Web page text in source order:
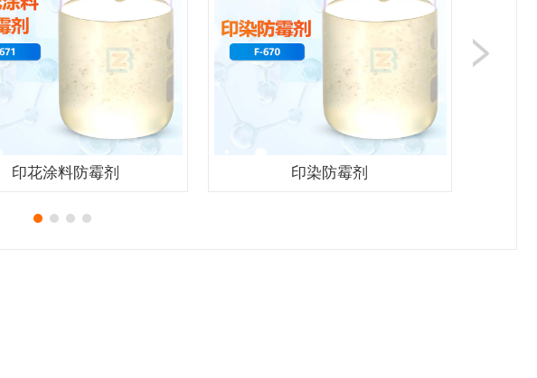
印花涂料防霉剂 印染防霉剂